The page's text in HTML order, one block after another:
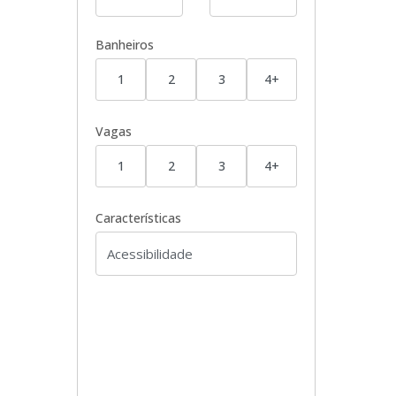
Banheiros
1 2 3 4+
Vagas
1 2 3 4+
Características